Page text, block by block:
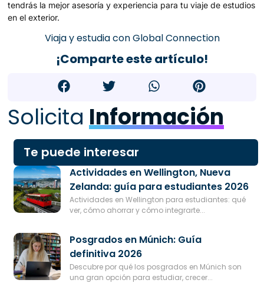
tendrás la mejor asesoría y experiencia para tu viaje de estudios
en el exterior.
Viaja y estudia con Global Connection
¡Comparte este artículo!
Solicita Información
Te puede interesar
Actividades en Wellington, Nueva
Zelanda: guía para estudiantes 2026
Actividades en Wellington para estudiantes: qué
ver, cómo ahorrar y cómo integrarte...
Posgrados en Múnich: Guía
definitiva 2026
Descubre por qué los posgrados en Múnich son
una gran opción para estudiar, crecer...